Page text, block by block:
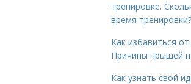
тренировке.
время тренировки?
Как избавиться
Причины прыщей
Как узнать свой